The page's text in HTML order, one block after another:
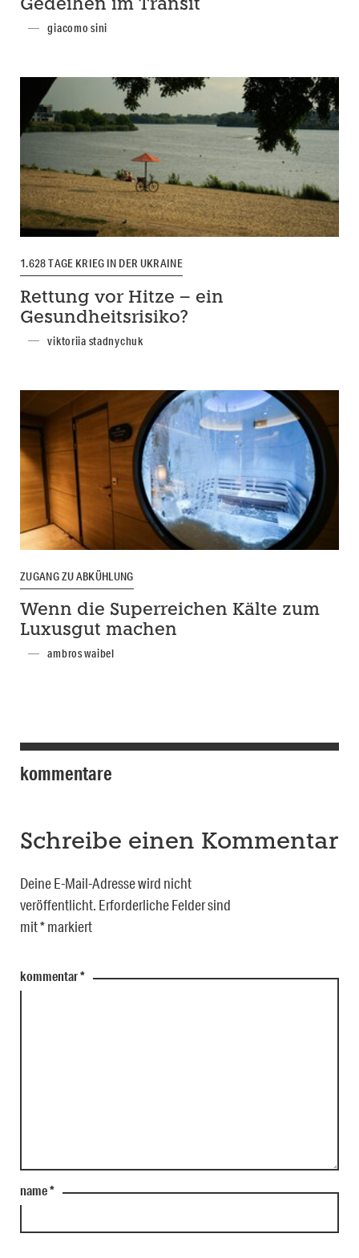
Gedeihen im Transit
giacomo sini
1.628 TAGE KRIEG IN DER UKRAINE
Rettung vor Hitze – ein
Gesundheitsrisiko?
viktoriia stadnychuk
ZUGANG ZU ABKÜHLUNG
Wenn die Superreichen Kälte zum
Luxusgut machen
ambros waibel
kommentare
Schreibe einen Kommentar
Deine E-Mail-Adresse wird nicht
veröffentlicht. Erforderliche Felder sind
mit*markiert
kommentar*
name*